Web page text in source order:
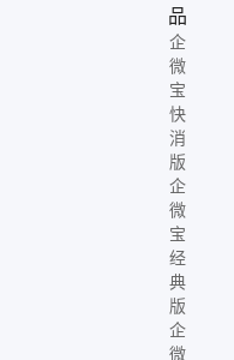
品
企
微
宝
快
消
版
企
微
宝
经
典
版
企
微